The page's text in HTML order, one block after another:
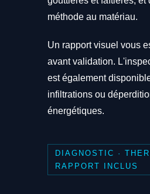
méthode au matériau.
Un rapport visuel vous
avant validation.
est également
infiltrations ou
énergétiques.
DIAGNOSTIC ·
RAPPORT INCLUS